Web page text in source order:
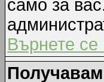
само за
Върнете се